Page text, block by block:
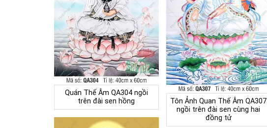
Quán Thế Âm QA304 ngồi
trên đài sen hồng
Tôn Ảnh Quan Thế Âm QA307
ngồi trên đài sen cùng hai
đồng tử